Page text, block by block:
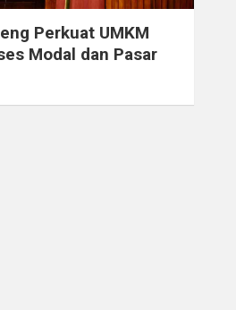
Perkuat UMKM
Modal dan Pasar